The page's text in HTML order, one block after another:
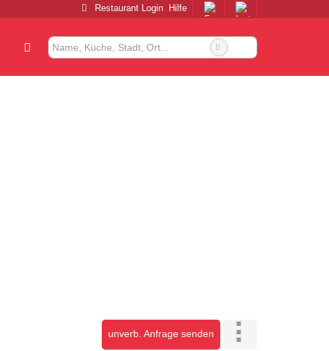
Restaurant Login Hilfe
unverb. Anfrage senden